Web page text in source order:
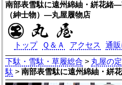
南部表雪駄に遠州綿紬・絣花緒
（紳士物）―丸屋履物店
トップ Ｑ＆Ａ アクセス 通
下駄・雪駄・草履総合 > 丸屋の
駄 >南部表雪駄に遠州綿紬・絣